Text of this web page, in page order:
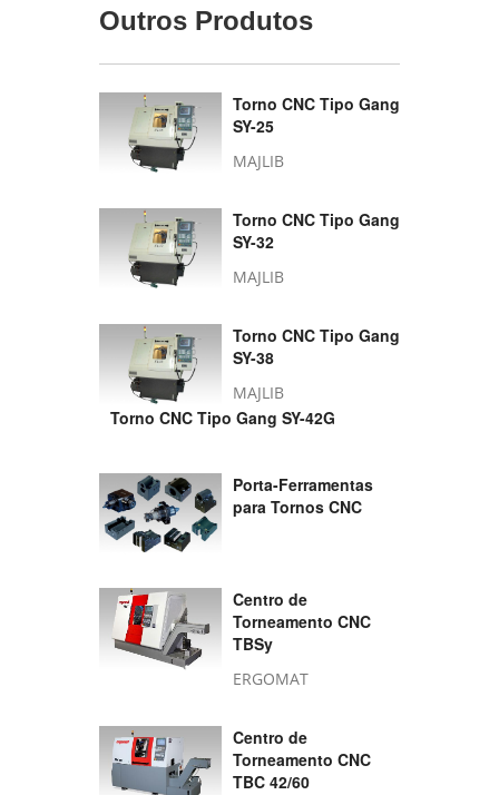
Outros Produtos
Torno CNC Tipo Gang
SY-25
MAJLIB
Torno CNC Tipo Gang
SY-32
MAJLIB
Torno CNC Tipo Gang
SY-38
MAJLIB
Torno CNC Tipo Gang SY-42G
Porta-Ferramentas
para Tornos CNC
Centro de
Torneamento CNC
TBSy
ERGOMAT
Centro de
Torneamento CNC
TBC 42/60